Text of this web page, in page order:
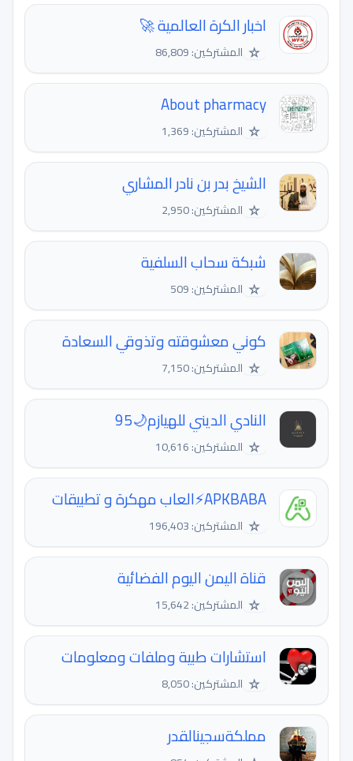
اخبار الكرة العالمية 🚀
☆ المشتركين: 86,809
About pharmacy
☆ المشتركين: 1,369
الشيخ بدر بن نادر المشاري
☆ المشتركين: 2,950
شبكة سحاب السلفية
☆ المشتركين: 509
كوني معشوقته وتذوقي السعادة
☆ المشتركين: 7,150
النادي الديني للهيازم🌙95
☆ المشتركين: 10,616
APKBABA⚡️العاب مهكرة و تطبيقات
☆ المشتركين: 196,403
قناة اليمن اليوم الفضائية
☆ المشتركين: 15,642
استشارات طبية وملفات ومعلومات
☆ المشتركين: 8,050
مملكةسجينالقدر